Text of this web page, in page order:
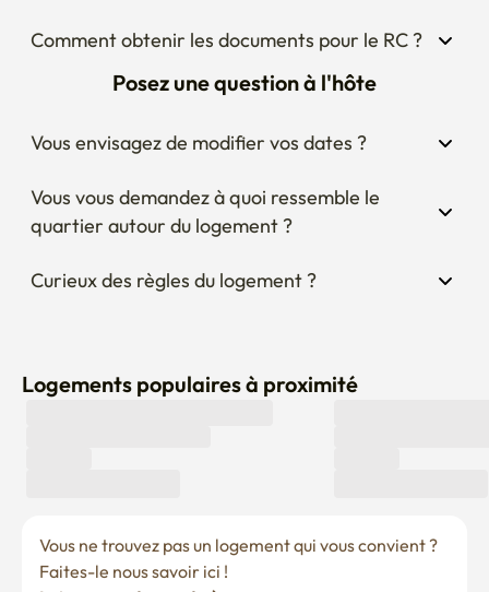
Comment obtenir les documents pour le RC ?
Posez une question à l'hôte
Vous envisagez de modifier vos dates ?
Vous vous demandez à quoi ressemble le
quartier autour du logement ?
Curieux des règles du logement ?
Logements populaires à proximité
Vous ne trouvez pas un logement qui vous convient ?
Faites-le nous savoir ici !